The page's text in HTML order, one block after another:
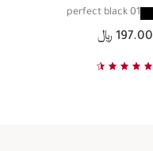
01 perfect black
السعر الحالي هو 197.00 ﷼
197.00 ﷼